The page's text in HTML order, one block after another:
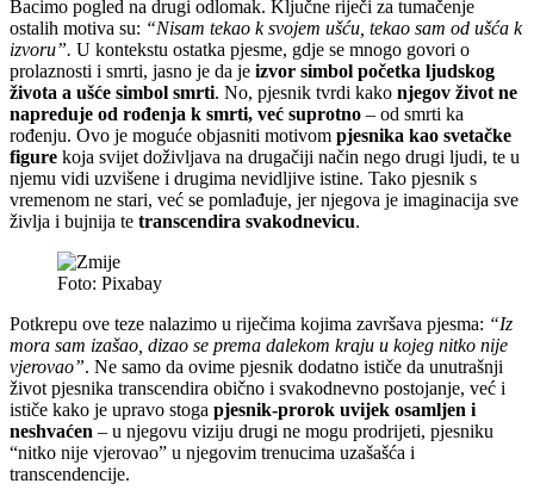
Bacimo pogled na drugi odlomak. Ključne riječi za tumačenje
ostalih motiva su: “Nisam tekao k svojem ušću, tekao sam od ušća k
izvoru”. U kontekstu ostatka pjesme, gdje se mnogo govori o
prolaznosti i smrti, jasno je da je izvor simbol početka ljudskog
života a ušće simbol smrti. No, pjesnik tvrdi kako njegov život ne
napreduje od rođenja k smrti, već suprotno – od smrti ka
rođenju. Ovo je moguće objasniti motivom pjesnika kao svetačke
figure koja svijet doživljava na drugačiji način nego drugi ljudi, te u
njemu vidi uzvišene i drugima nevidljive istine. Tako pjesnik s
vremenom ne stari, već se pomlađuje, jer njegova je imaginacija sve
življa i bujnija te transcendira svakodnevicu.
Foto: Pixabay
Potkrepu ove teze nalazimo u riječima kojima završava pjesma: “Iz
mora sam izašao, dizao se prema dalekom kraju u kojeg nitko nije
vjerovao”. Ne samo da ovime pjesnik dodatno ističe da unutrašnji
život pjesnika transcendira obično i svakodnevno postojanje, već i
ističe kako je upravo stoga pjesnik-prorok uvijek osamljen i
neshvaćen – u njegovu viziju drugi ne mogu prodrijeti, pjesniku
“nitko nije vjerovao” u njegovim trenucima uzašašća i
transcendencije.